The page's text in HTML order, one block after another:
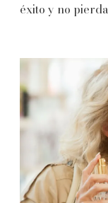
éxito y no